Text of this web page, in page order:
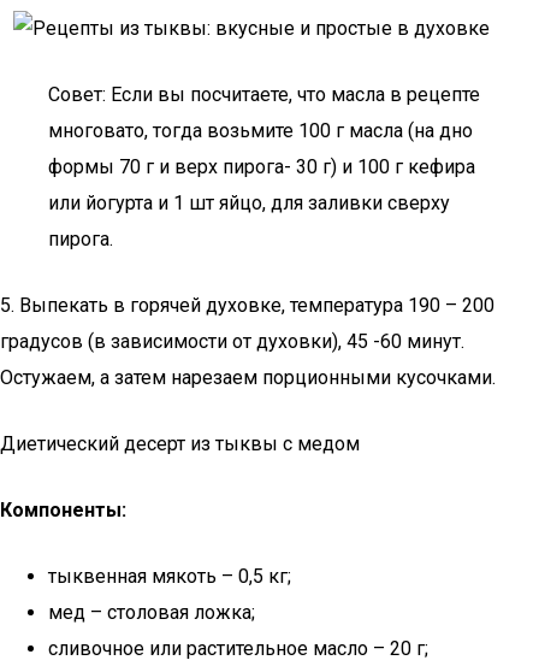
Совет: Если вы посчитаете, что масла в рецепте
многовато, тогда возьмите 100 г масла (на дно
формы 70 г и верх пирога- 30 г) и 100 г кефира
или йогурта и 1 шт яйцо, для заливки сверху
пирога.
5. Выпекать в горячей духовке, температура 190 – 200
градусов (в зависимости от духовки), 45 -60 минут.
Остужаем, а затем нарезаем порционными кусочками.
Диетический десерт из тыквы с медом
Компоненты:
тыквенная мякоть – 0,5 кг;
мед – столовая ложка;
сливочное или растительное масло – 20 г;